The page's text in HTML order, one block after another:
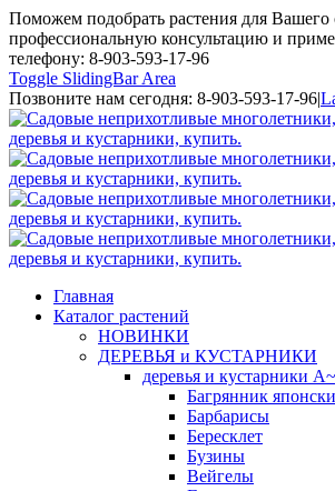
Поможем подобрать растения для Вашего
профессиональную консультацию и
телефону: 8-903-593-17-96
Toggle SlidingBar Area
Позвоните нам сегодня: 8-903-593-17-96|
Главная
Каталог растений
НОВИНКИ
ДЕРЕВЬЯ и КУСТАРНИКИ
деревья и кустарники
Багрянник
Барбарисы
Бересклет
Бузины
Вейгелы